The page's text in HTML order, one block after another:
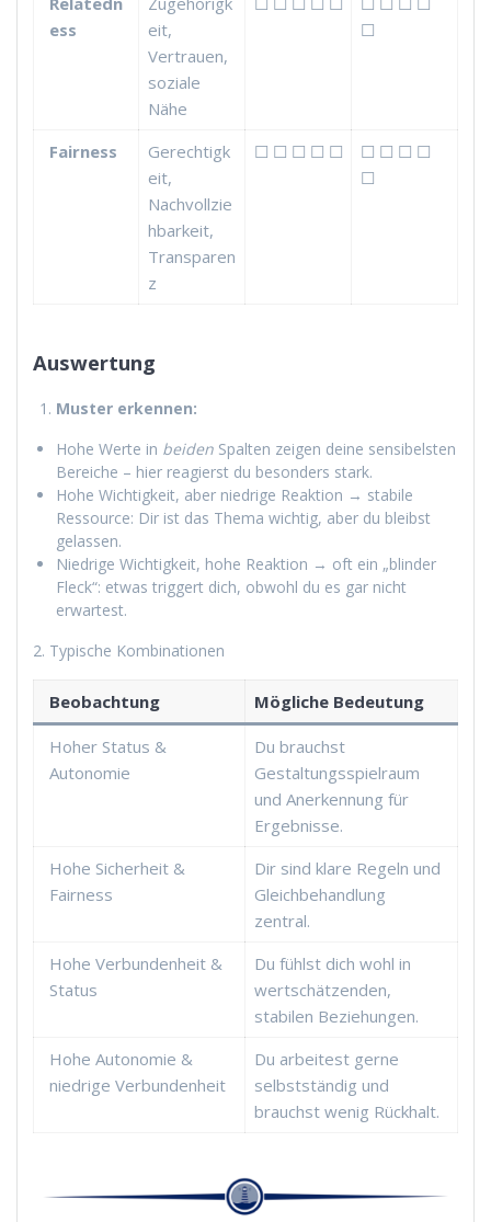
ess
eit,
Vertrauen,
soziale
Nähe
☐
Fairness
Gerechtigk
eit,
Nachvollzie
hbarkeit,
Transparen
z
☐ ☐ ☐ ☐ ☐
☐ ☐ ☐ ☐
☐
Auswertung
Muster erkennen:
Hohe Werte in beiden Spalten zeigen deine sensibelsten
Bereiche – hier reagierst du besonders stark.
Hohe Wichtigkeit, aber niedrige Reaktion → stabile
Ressource: Dir ist das Thema wichtig, aber du bleibst
gelassen.
Niedrige Wichtigkeit, hohe Reaktion → oft ein „blinder
Fleck“: etwas triggert dich, obwohl du es gar nicht
erwartest.
2. Typische Kombinationen
Beobachtung Mögliche Bedeutung
Hoher Status &
Autonomie
Du brauchst
Gestaltungsspielraum
und Anerkennung für
Ergebnisse.
Hohe Sicherheit &
Fairness
Dir sind klare Regeln und
Gleichbehandlung
zentral.
Hohe Verbundenheit &
Status
Du fühlst dich wohl in
wertschätzenden,
stabilen Beziehungen.
Hohe Autonomie &
niedrige Verbundenheit
Du arbeitest gerne
selbstständig und
brauchst wenig Rückhalt.